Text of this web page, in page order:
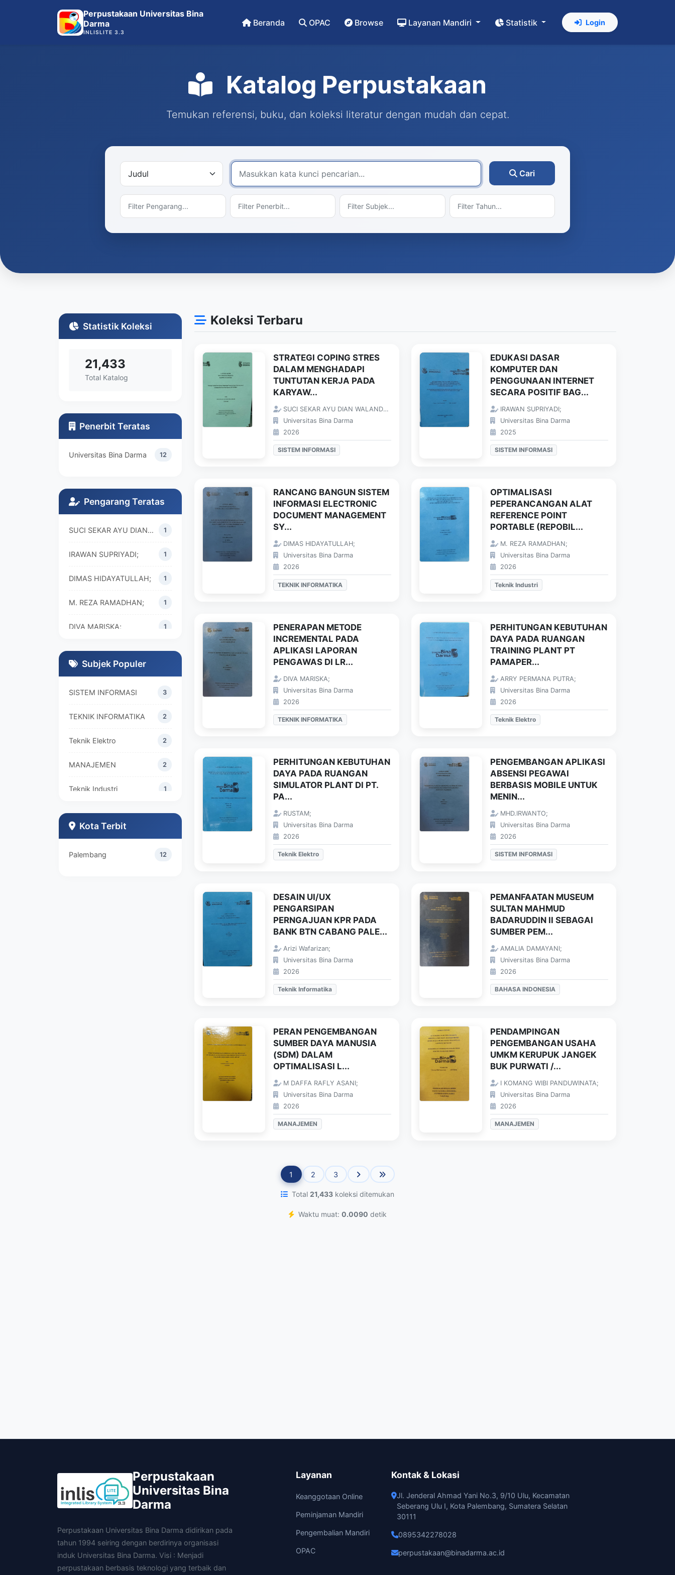
Perpustakaan Universitas Bina
Darma
INLISLITE 3.3
Beranda OPAC Browse Layanan Mandiri Statistik Login
Katalog Perpustakaan
Temukan referensi, buku, dan koleksi literatur dengan mudah dan cepat.
Cari
Statistik Koleksi
21,433
Total Katalog
Penerbit Teratas
Universitas Bina Darma 12
Pengarang Teratas
SUCI SEKAR AYU DIAN WALANDARI; 1
IRAWAN SUPRIYADI; 1
DIMAS HIDAYATULLAH; 1
M. REZA RAMADHAN; 1
DIVA MARISKA; 1
Subjek Populer
SISTEM INFORMASI 3
TEKNIK INFORMATIKA 2
Teknik Elektro 2
MANAJEMEN 2
Teknik Industri 1
Kota Terbit
Palembang 12
Koleksi Terbaru
STRATEGI COPING STRES
DALAM MENGHADAPI
TUNTUTAN KERJA PADA
KARYAW...
SUCI SEKAR AYU DIAN WALANDARI;
Universitas Bina Darma
2026
SISTEM INFORMASI
EDUKASI DASAR
KOMPUTER DAN
PENGGUNAAN INTERNET
SECARA POSITIF BAG...
IRAWAN SUPRIYADI;
Universitas Bina Darma
2025
SISTEM INFORMASI
RANCANG BANGUN SISTEM
INFORMASI ELECTRONIC
DOCUMENT MANAGEMENT
SY...
DIMAS HIDAYATULLAH;
Universitas Bina Darma
2026
TEKNIK INFORMATIKA
OPTIMALISASI
PEPERANCANGAN ALAT
REFERENCE POINT
PORTABLE (REPOBIL...
M. REZA RAMADHAN;
Universitas Bina Darma
2026
Teknik Industri
PENERAPAN METODE
INCREMENTAL PADA
APLIKASI LAPORAN
PENGAWAS DI LR...
DIVA MARISKA;
Universitas Bina Darma
2026
TEKNIK INFORMATIKA
PERHITUNGAN KEBUTUHAN
DAYA PADA RUANGAN
TRAINING PLANT PT
PAMAPER...
ARRY PERMANA PUTRA;
Universitas Bina Darma
2026
Teknik Elektro
PERHITUNGAN KEBUTUHAN
DAYA PADA RUANGAN
SIMULATOR PLANT DI PT.
PA...
RUSTAM;
Universitas Bina Darma
2026
Teknik Elektro
PENGEMBANGAN APLIKASI
ABSENSI PEGAWAI
BERBASIS MOBILE UNTUK
MENIN...
MHD.IRWANTO;
Universitas Bina Darma
2026
SISTEM INFORMASI
DESAIN UI/UX
PENGARSIPAN
PERNGAJUAN KPR PADA
BANK BTN CABANG PALE...
Arizi Wafarizan;
Universitas Bina Darma
2026
Teknik Informatika
PEMANFAATAN MUSEUM
SULTAN MAHMUD
BADARUDDIN II SEBAGAI
SUMBER PEM...
AMALIA DAMAYANI;
Universitas Bina Darma
2026
BAHASA INDONESIA
PERAN PENGEMBANGAN
SUMBER DAYA MANUSIA
(SDM) DALAM
OPTIMALISASI L...
M DAFFA RAFLY ASANI;
Universitas Bina Darma
2026
MANAJEMEN
PENDAMPINGAN
PENGEMBANGAN USAHA
UMKM KERUPUK JANGEK
BUK PURWATI /...
I KOMANG WIBI PANDUWINATA;
Universitas Bina Darma
2026
MANAJEMEN
1 2 3
Total 21,433 koleksi ditemukan
Waktu muat: 0.0090 detik
Perpustakaan
Universitas Bina
Darma
Perpustakaan Universitas Bina Darma didirikan pada
tahun 1994 seiring dengan berdirinya organisasi
induk Universitas Bina Darma. Visi : Menjadi
perpustakaan berbasis teknologi yang terbaik dan
Layanan
Keanggotaan Online
Peminjaman Mandiri
Pengembalian Mandiri
OPAC
Kontak & Lokasi
Jl. Jenderal Ahmad Yani No.3, 9/10 Ulu, Kecamatan
Seberang Ulu I, Kota Palembang, Sumatera Selatan
30111
0895342278028
perpustakaan@binadarma.ac.id